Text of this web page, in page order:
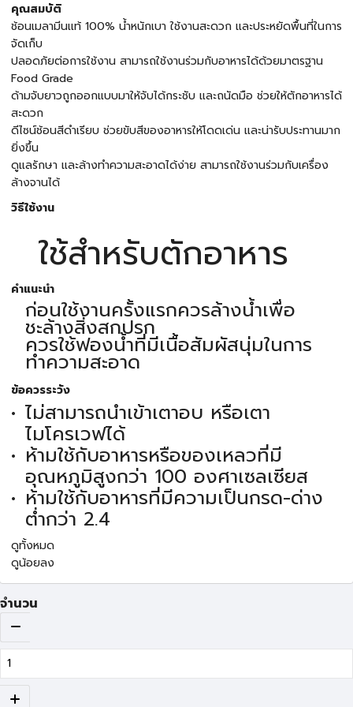
คุณสมบัติ
ช้อนเมลามีนเเท้ 100% น้ำหนักเบา ใช้งานสะดวก และประหยัดพื้นที่ในการ
จัดเก็บ
ปลอดภัยต่อการใช้งาน สามารถใช้งานร่วมกับอาหารได้ด้วยมาตรฐาน
Food Grade
ด้ามจับยาวถูกออกแบบมาให้จับได้กระชับ และถนัดมือ ช่วยให้ตักอาหารได้
สะดวก
ดีไซน์ช้อนสีดำเรียบ ช่วยขับสีของอาหารให้โดดเด่น และน่ารับประทานมาก
ยิ่งขึ้น
ดูแลรักษา และล้างทำความสะอาดได้ง่าย สามารถใช้งานร่วมกับเครื่อง
ล้างจานได้
วิธีใช้งาน
ใช้สำหรับตักอาหาร
คำแนะนำ
ก่อนใช้งานครั้งแรกควรล้างน้ำเพื่อ
ชะล้างสิ่งสกปรก
ควรใช้ฟองน้ำที่มีเนื้อสัมผัสนุ่มในการ
ทำความสะอาด
ข้อควรระวัง
ไม่สามารถนำเข้าเตาอบ หรือเตา
ไมโครเวฟได้
ห้ามใช้กับอาหารหรือของเหลวที่มี
อุณหภูมิสูงกว่า 100 องศาเซลเซียส
ห้ามใช้กับอาหารที่มีความเป็นกรด-ด่าง
ต่ำกว่า 2.4
ดูทั้งหมด
ดูน้อยลง
จำนวน